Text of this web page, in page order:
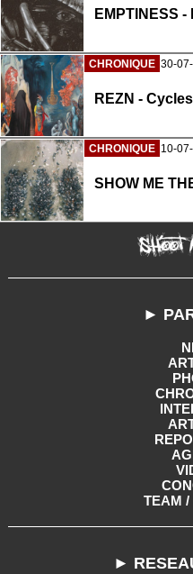
EMPTINESS
CHRONIQUE 30-
REZN -
CHRONIQUE 10-
SHOW ME
►
TEAM /
►